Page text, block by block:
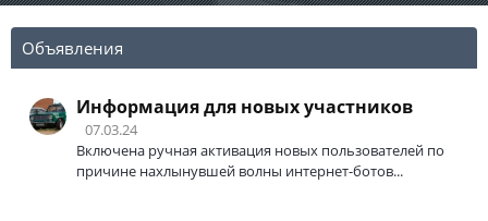
Объявления
Информация для новых участников
07.03.24
Включена ручная активация новых пользователей по
причине нахлынувшей волны интернет-ботов...